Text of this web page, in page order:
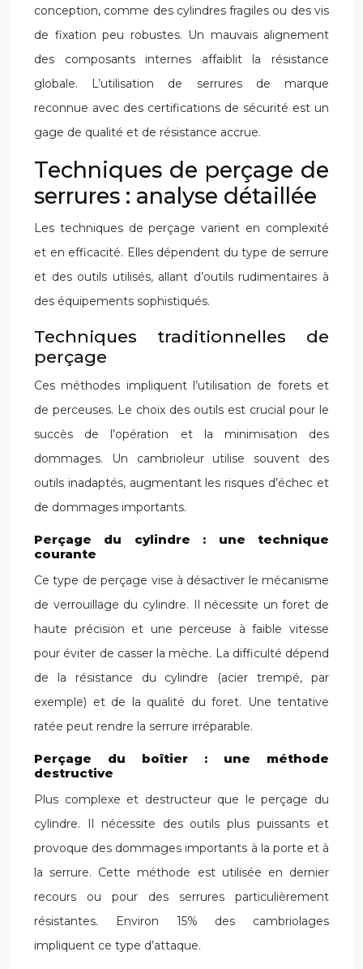
conception, comme des cylindres fragiles ou des vis
de fixation peu robustes. Un mauvais alignement
des composants internes affaiblit la résistance
globale. L’utilisation de serrures de marque
reconnue avec des certifications de sécurité est un
gage de qualité et de résistance accrue.
Techniques de perçage de
serrures : analyse détaillée
Les techniques de perçage varient en complexité
et en efficacité. Elles dépendent du type de serrure
et des outils utilisés, allant d’outils rudimentaires à
des équipements sophistiqués.
Techniques traditionnelles de
perçage
Ces méthodes impliquent l’utilisation de forets et
de perceuses. Le choix des outils est crucial pour le
succès de l’opération et la minimisation des
dommages. Un cambrioleur utilise souvent des
outils inadaptés, augmentant les risques d’échec et
de dommages importants.
Perçage du cylindre : une technique
courante
Ce type de perçage vise à désactiver le mécanisme
de verrouillage du cylindre. Il nécessite un foret de
haute précision et une perceuse à faible vitesse
pour éviter de casser la mèche. La difficulté dépend
de la résistance du cylindre (acier trempé, par
exemple) et de la qualité du foret. Une tentative
ratée peut rendre la serrure irréparable.
Perçage du boîtier : une méthode
destructive
Plus complexe et destructeur que le perçage du
cylindre. Il nécessite des outils plus puissants et
provoque des dommages importants à la porte et à
la serrure. Cette méthode est utilisée en dernier
recours ou pour des serrures particulièrement
résistantes. Environ 15% des cambriolages
impliquent ce type d’attaque.